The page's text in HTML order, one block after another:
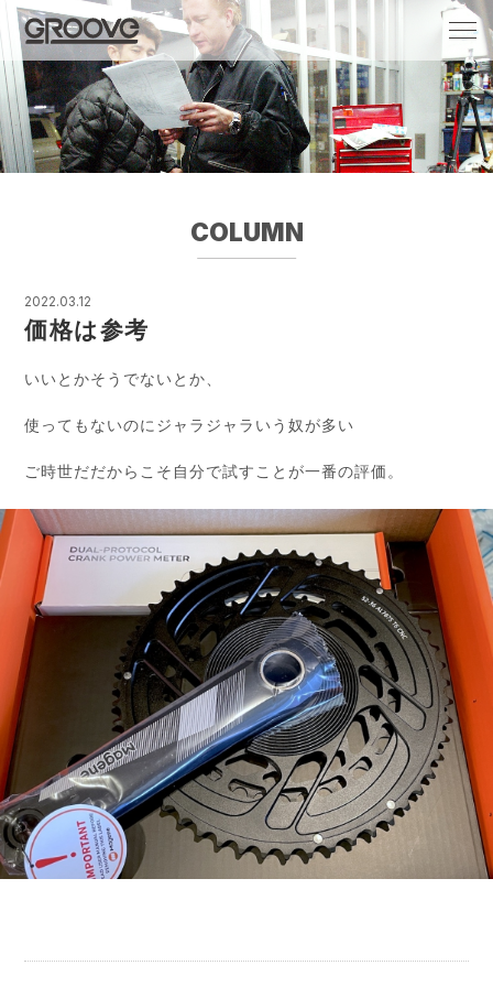
Groove 自転車 カフェ 輸入車・国産車のチ
ューニング/販売
COLUMN
2022.03.12
価格は参考
いいとかそうでないとか、
使ってもないのにジャラジャラいう奴が多い
ご時世だだからこそ自分で試すことが一番の評価。